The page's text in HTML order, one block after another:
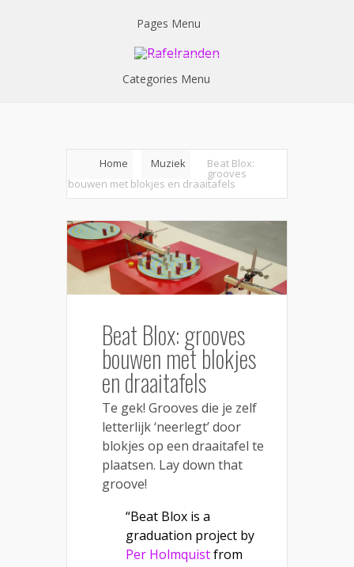
Pages Menu
Categories Menu
Home Muziek Beat Blox:
grooves
bouwen met blokjes en draaitafels
Beat Blox: grooves
bouwen met blokjes
en draaitafels
Te gek! Grooves die je zelf
letterlijk ‘neerlegt’ door
blokjes op een draaitafel te
plaatsen. Lay down that
groove!
“Beat Blox is a
graduation project by
Per Holmquistfrom